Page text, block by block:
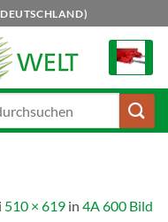
510 × 619 in 4A 600 Bild